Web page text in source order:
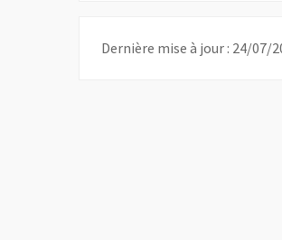
Dernière mise à jour : 24/07/